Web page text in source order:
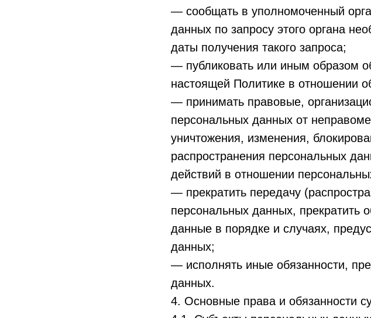
— сообщать в уполномоченный
данных по запросу этого органа
даты получения такого запроса;
— публиковать или иным образом
настоящей Политике в отношении
— принимать правовые,
персональных данных от
уничтожения, изменения,
распространения персональных
действий в отношении
— прекратить передачу
персональных данных, прекратить
данные в порядке и случаях,
данных;
— исполнять иные обязанности,
данных.
4. Основные права и обязанности